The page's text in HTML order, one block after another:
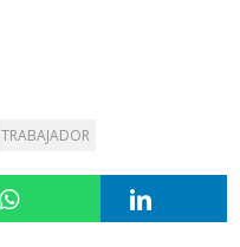
TRABAJADOR